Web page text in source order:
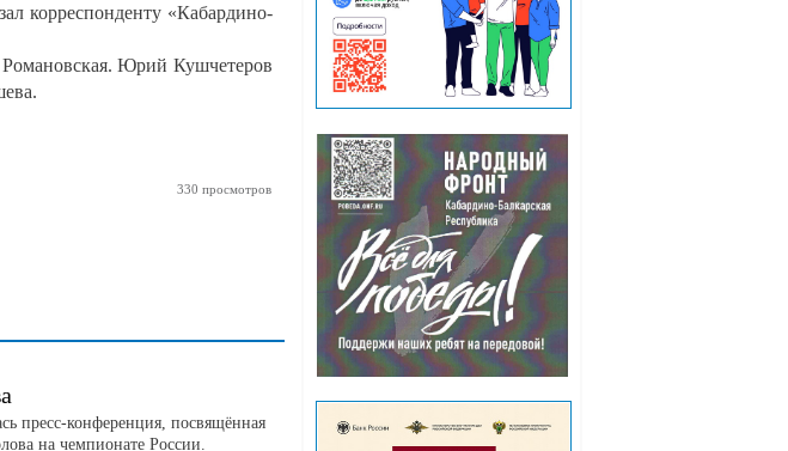
корреспонденту «Кабардино-
Юрий Кушчетеров
330 просмотров
пресс-конференция, посвящённая
на чемпионате России.